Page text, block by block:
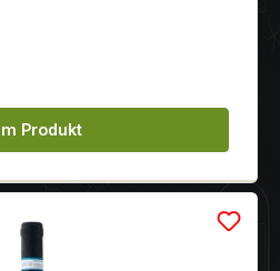
Tiefdunkles Rubinrot mit
Produkt